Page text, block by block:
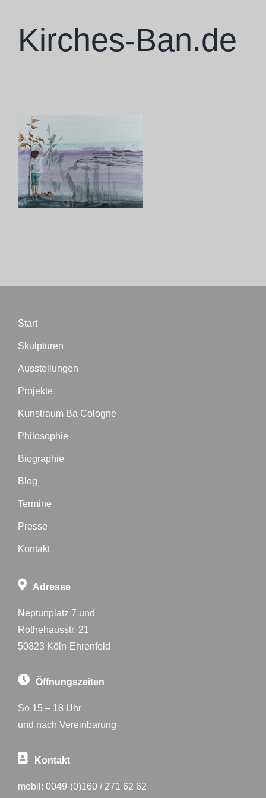
springenKirches-Ban.de
Start
Skulpturen
Ausstellungen
Projekte
Kunstraum Ba Cologne
Philosophie
Biographie
Blog
Termine
Presse
Kontakt
Adresse
Neptunplatz 7 und
Rothehausstr. 21
50823 Köln-Ehrenfeld
Öffnungszeiten
So 15 – 18 Uhr
und nach Vereinbarung
Kontakt
mobil: 0049-(0)160 / 271 62 62